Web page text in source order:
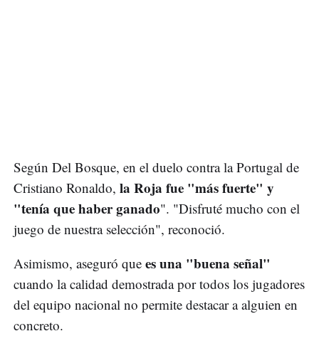
Según Del Bosque, en el duelo contra la Portugal de
Cristiano Ronaldo, la Roja fue "más fuerte" y
"tenía que haber ganado". "Disfruté mucho con el
juego de nuestra selección", reconoció.
Asimismo, aseguró que es una "buena señal"
cuando la calidad demostrada por todos los jugadores
del equipo nacional no permite destacar a alguien en
concreto.